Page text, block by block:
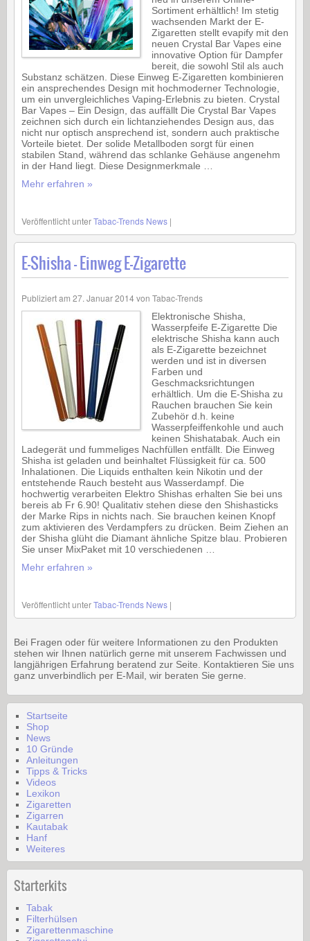
Sortiment erhältlich! Im stetig
wachsenden Markt der E-
Zigaretten stellt evapify mit den
neuen Crystal Bar Vapes eine
innovative Option für Dampfer
bereit, die sowohl Stil als auch
Substanz schätzen. Diese Einweg E-Zigaretten kombinieren
ein ansprechendes Design mit hochmoderner Technologie,
um ein unvergleichliches Vaping-Erlebnis zu bieten. Crystal
Bar Vapes – Ein Design, das auffällt Die Crystal Bar Vapes
zeichnen sich durch ein lichtanziehendes Design aus, das
nicht nur optisch ansprechend ist, sondern auch praktische
Vorteile bietet. Der solide Metallboden sorgt für einen
stabilen Stand, während das schlanke Gehäuse angenehm
in der Hand liegt. Diese Designmerkmale …
Mehr erfahren »
Veröffentlicht unterTabac-Trends News |
E-Shisha – Einweg E-Zigarette
Publiziert am 27. Januar 2014von Tabac-Trends
Elektronische Shisha,
Wasserpfeife E-Zigarette Die
elektrische Shisha kann auch
als E-Zigarette bezeichnet
werden und ist in diversen
Farben und
Geschmacksrichtungen
erhältlich. Um die E-Shisha zu
Rauchen brauchen Sie kein
Zubehör d.h. keine
Wasserpfeiffenkohle und auch
keinen Shishatabak. Auch ein
Ladegerät und fummeliges Nachfüllen entfällt. Die Einweg
Shisha ist geladen und beinhaltet Flüssigkeit für ca. 500
Inhalationen. Die Liquids enthalten kein Nikotin und der
entstehende Rauch besteht aus Wasserdampf. Die
hochwertig verarbeiten Elektro Shishas erhalten Sie bei uns
bereis ab Fr 6.90! Qualitativ stehen diese den Shishasticks
der Marke Rips in nichts nach. Sie brauchen keinen Knopf
zum aktivieren des Verdampfers zu drücken. Beim Ziehen an
der Shisha glüht die Diamant ähnliche Spitze blau. Probieren
Sie unser MixPaket mit 10 verschiedenen …
Mehr erfahren »
Veröffentlicht unterTabac-Trends News |
Bei Fragen oder für weitere Informationen zu den Produkten
stehen wir Ihnen natürlich gerne mit unserem Fachwissen und
langjährigen Erfahrung beratend zur Seite. Kontaktieren Sie uns
ganz unverbindlich per E-Mail, wir beraten Sie gerne.
Startseite
Shop
News
10 Gründe
Anleitungen
Tipps & Tricks
Videos
Lexikon
Zigaretten
Zigarren
Kautabak
Hanf
Weiteres
Starterkits
Tabak
Filterhülsen
Zigarettenmaschine